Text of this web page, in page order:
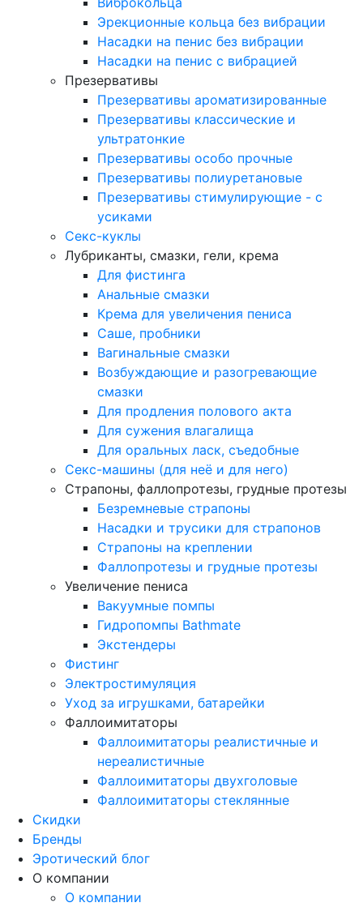
Эрекционные кольца без вибрации
Насадки на пенис без вибрации
Насадки на пенис с вибрацией
Презервативы
Презервативы ароматизированные
Презервативы классические и
ультратонкие
Презервативы особо прочные
Презервативы полиуретановые
Презервативы стимулирующие - с
усиками
Секс-куклы
Лубриканты, смазки, гели, крема
Для фистинга
Анальные смазки
Крема для увеличения пениса
Саше, пробники
Вагинальные смазки
Возбуждающие и разогревающие
смазки
Для продления полового акта
Для сужения влагалища
Для оральных ласк, съедобные
Секс-машины (для неё и для него)
Страпоны, фаллопротезы, грудные протезы
Безремневые страпоны
Насадки и трусики для страпонов
Страпоны на креплении
Фаллопротезы и грудные протезы
Увеличение пениса
Вакуумные помпы
Гидропомпы Bathmate
Экстендеры
Фистинг
Электростимуляция
Уход за игрушками, батарейки
Фаллоимитаторы
Фаллоимитаторы реалистичные и
нереалистичные
Фаллоимитаторы двухголовые
Фаллоимитаторы стеклянные
Скидки
Бренды
Эротический блог
О компании
О компании